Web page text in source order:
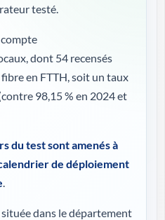
testé.
compte
dont 54 recensés
en FTTH, soit un taux
98,15 % en 2024 et
du test sont amenés à
de déploiement
.
dans le département